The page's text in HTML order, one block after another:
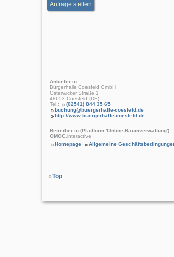
Anfrage stellen
Anbieter:in
Bürgerhalle Coesfeld GmbH
Osterwicker Straße 1
48653 Coesfeld (DE)
Tel.:
(02541) 844 35 65
buchung@buergerhalle-coesfeld.de
http://www.buergerhalle-coesfeld.de
Betreiber:in (Plattform 'Online-Raumverwaltung')
OMOC .interactive
Homepage
Allgemeine
Top